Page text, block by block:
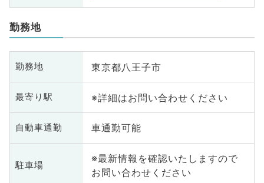
勤務地
勤務地 東京都八王子市
最寄り駅 ※詳細はお問い合わせください
自動車通勤 車通勤可能
駐車場
※最新情報を確認いたしますので
お問い合わせください